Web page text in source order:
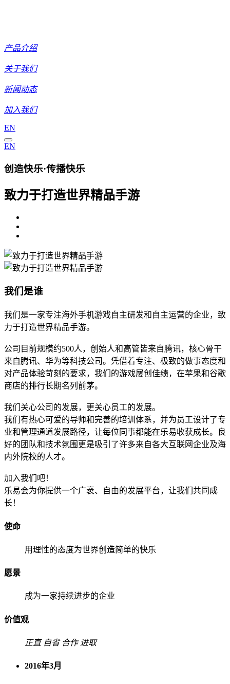
产品介绍
关于我们
新闻动态
加入我们
EN
EN
创造快乐·传播快乐
致力于打造世界精品手游
我们是谁
我们是一家专注海外手机游戏自主研发和自主运营的企业，致
力于打造世界精品手游。
公司目前规模约500人，创始人和高管皆来自腾讯，核心骨干
来自腾讯、华为等科技公司。凭借着专注、极致的做事态度和
对产品体验苛刻的要求，我们的游戏屡创佳绩，在苹果和谷歌
商店的排行长期名列前茅。
我们关心公司的发展，更关心员工的发展。
我们有热心可爱的导师和完善的培训体系，并为员工设计了专
业和管理通道发展路径，让每位同事都能在乐易收获成长。良
好的团队和技术氛围更是吸引了许多来自各大互联网企业及海
内外院校的人才。
加入我们吧！
乐易会为你提供一个广袤、自由的发展平台，让我们共同成
长！
使命
用理性的态度为世界创造简单的快乐
愿景
成为一家持续进步的企业
价值观
正直 自省 合作 进取
2016年3月